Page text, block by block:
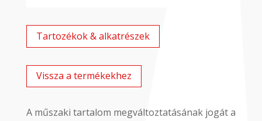
Tartozékok & alkatrészek
Vissza a termékekhez
A műszaki tartalom megváltoztatásának jogát a